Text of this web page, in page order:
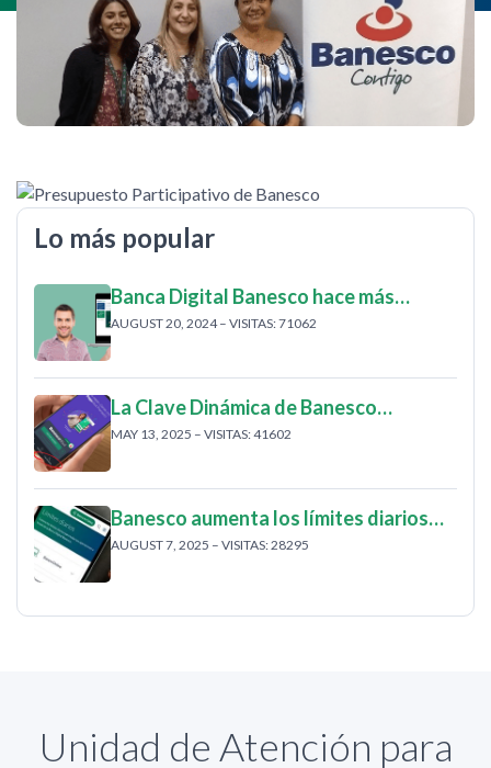
Lo más popular
Banca Digital Banesco hace más…
AUGUST 20, 2024 – VISITAS: 71062
La Clave Dinámica de Banesco…
MAY 13, 2025 – VISITAS: 41602
Banesco aumenta los límites diarios…
AUGUST 7, 2025 – VISITAS: 28295
Unidad de Atención para